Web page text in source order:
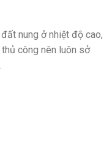
nung ở nhiệt độ cao,
công nên luôn sở